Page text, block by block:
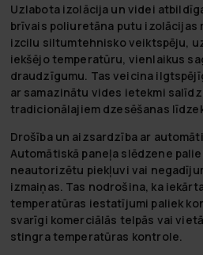
Uzlabota izolācija un videi
brīvais poliuretāna putu izolācijas
izcilu siltumtehnisko veiktspēju,
iekšējo temperatūru, vienlaikus
draudzīgumu. Tas veicina
ar samazinātu vides ietekmi
tradicionālajiem dzesēšanas
Drošība un aizsardzība ar
Automātiskā paneļa slēdzene
neautorizētu piekļuvi vai
izmaiņas. Tas nodrošina, ka
temperatūras iestatījumi paliek
svarīgi komerciālās telpās vai
stingra temperatūras kontrole.